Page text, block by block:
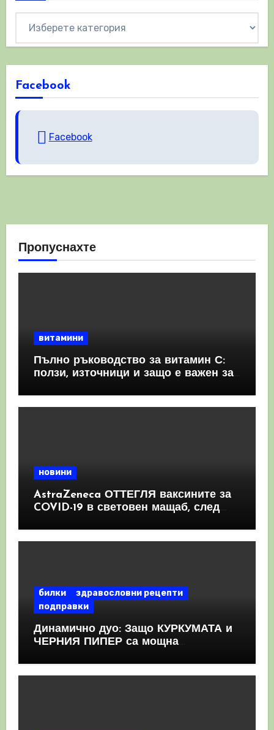
Facebook
Facebook
Пропуснахте
витамини
Пълно ръководство за витамин С:
ползи, източници и защо е важен за
новини
AstraZeneca ОТТЕГЛЯ ваксините за
COVID-19 в световен мащаб, след
КРЪВНИ съсиреци
билки
здравословни рецепти
подправки
Динамично дуо: Защо КУРКУМАТА и
ЧЕРНИЯ ПИПЕР са мощна